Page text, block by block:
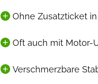
Ohne Zusatzticket
Oft auch mit Motor-
Verschmerzbare